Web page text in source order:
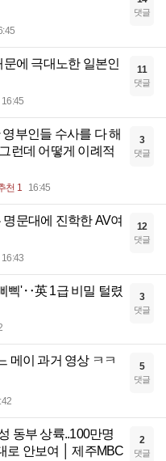
댓글
에 극대노한 일본인
16:45
11
댓글
부인들 수사를 다 해
런데 어떻게 이례적
천 1 16:45
3
댓글
명문대에 진학한 AV여
16:43
12
댓글
삑'‥英 1급 비밀 털렸
3
댓글
메이 과거 영상 ㅋㅋ 5
댓글
동부 상륙..100만명
로 안보여 │ 제주MBC
2
댓글